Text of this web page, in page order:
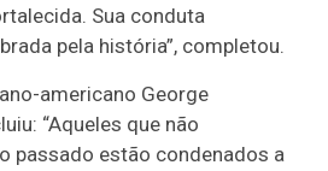
Sua conduta
pela história”, completou.
americano George
“Aqueles que não
passado estão condenados a